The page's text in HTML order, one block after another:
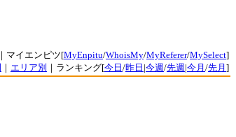
｜マイエンピツ[MyEnpitu/WhoisMy/MyReferer/MySelect]
｜ エリア別 ｜ランキング[今日 /昨日 |今週/先週|今月 /先月 ]